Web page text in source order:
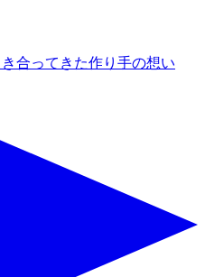
合ってきた作り手の想い